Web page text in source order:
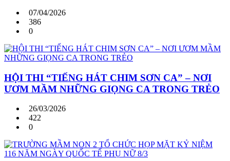
07/04/2026
386
0
HỘI THI “TIẾNG HÁT CHIM SƠN CA” – NƠI
ƯƠM MẦM NHỮNG GIỌNG CA TRONG TRẺO
26/03/2026
422
0